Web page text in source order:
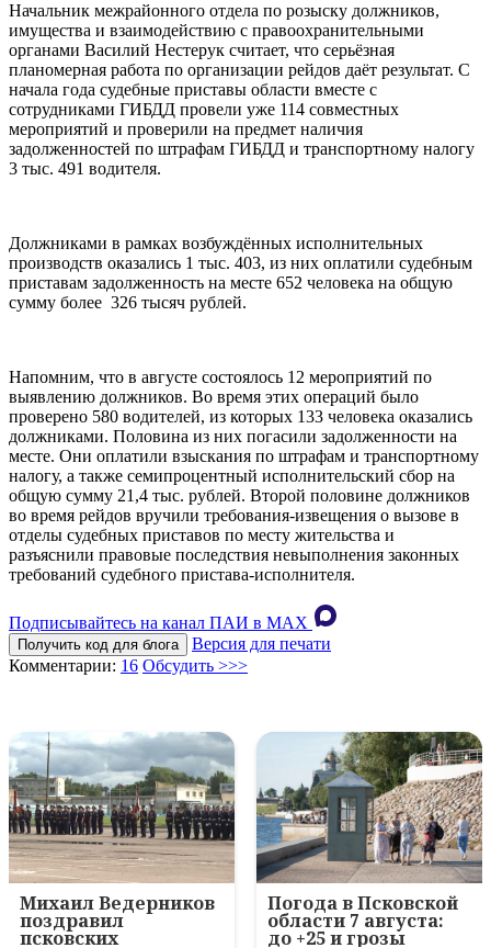
Начальник межрайонного отдела по розыску должников,
имущества и взаимодействию с правоохранительными
органами Василий Нестерук считает, что серьёзная
планомерная работа по организации рейдов даёт результат. С
начала года судебные приставы области вместе с
сотрудниками ГИБДД провели уже 114 совместных
мероприятий и проверили на предмет наличия
задолженностей по штрафам ГИБДД и транспортному налогу
3 тыс. 491 водителя.
Должниками в рамках возбуждённых исполнительных
производств оказались 1 тыс. 403, из них оплатили судебным
приставам задолженность на месте 652 человека на общую
сумму более 326 тысяч рублей.
Напомним, что в августе состоялось 12 мероприятий по
выявлению должников. Во время этих операций было
проверено 580 водителей, из которых 133 человека оказались
должниками. Половина из них погасили задолженности на
месте. Они оплатили взыскания по штрафам и транспортному
налогу, а также семипроцентный исполнительский сбор на
общую сумму 21,4 тыс. рублей. Второй половине должников
во время рейдов вручили требования-извещения о вызове в
отделы судебных приставов по месту жительства и
разъяснили правовые последствия невыполнения законных
требований судебного пристава-исполнителя.
Подписывайтесь на канал ПАИ в MAХ
Получить код для блога
Версия для печати
Комментарии: 16 Обсудить >>>
Михаил Ведерников
поздравил
псковских
Погода в Псковской
области 7 августа:
до +25 и грозы